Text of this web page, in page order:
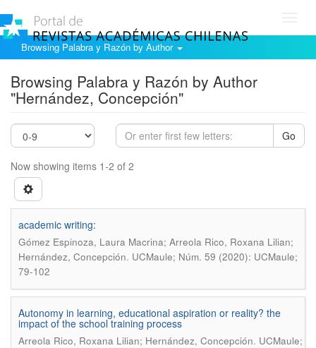
Browsing Palabra y Razón by Author
Browsing Palabra y Razón by Author
"Hernández, Concepción"
Go
Now showing items 1-2 of 2
academic writing:
Gómez Espinoza, Laura Macrina; Arreola Rico, Roxana Lilian;
Hernández, Concepción. UCMaule; Núm. 59 (2020): UCMaule;
79-102
Autonomy in learning, educational aspiration or reality? the
impact of the school training process
Arreola Rico, Roxana Lilian; Hernández, Concepción. UCMaule;